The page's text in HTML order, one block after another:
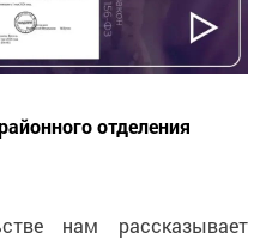
отделения
нам рассказывает